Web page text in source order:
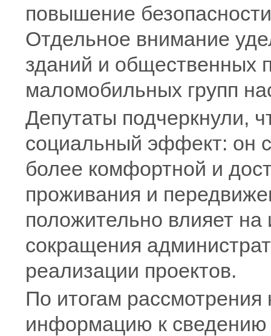
повышение
Отдельное внимание
зданий и общественных
маломобильных групп
Депутаты подчеркнули,
социальный эффект: он
более комфортной и
проживания и
положительно влияет
сокращения
реализации проектов.
По итогам
информацию к сведению